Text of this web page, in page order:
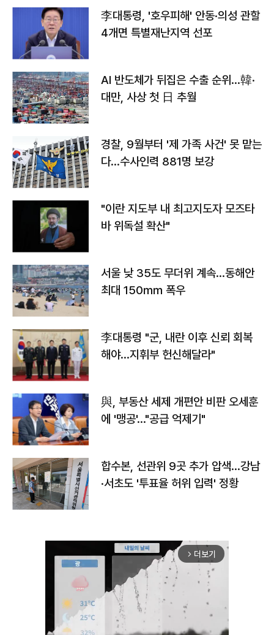
李대통령, '호우피해' 안동·의성 관할
4개면 특별재난지역 선포
AI 반도체가 뒤집은 수출 순위…韓·
대만, 사상 첫 日 추월
경찰, 9월부터 '제 가족 사건' 못 맡는
다…수사인력 881명 보강
"이란 지도부 내 최고지도자 모즈타
바 위독설 확산"
서울 낮 35도 무더위 계속…동해안
최대 150㎜ 폭우
李대통령 "군, 내란 이후 신뢰 회복
해야…지휘부 헌신해달라"
與, 부동산 세제 개편안 비판 오세훈
에 '맹공'…"공급 억제기"
합수본, 선관위 9곳 추가 압색…강남
·서초도 '투표율 허위 입력' 정황
arrow_forward_ios 더보기